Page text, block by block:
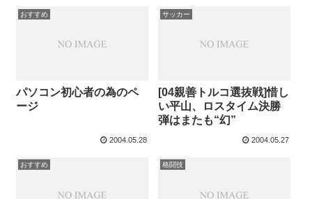
おすすめ
パソコン初心者の為のペ
ージ
2004.05.28
サッカー
[04親善トルコ選抜戦]惜し
い平山、ロスタイム決勝
弾はまたも“幻”
2004.05.27
おすすめ 格闘技